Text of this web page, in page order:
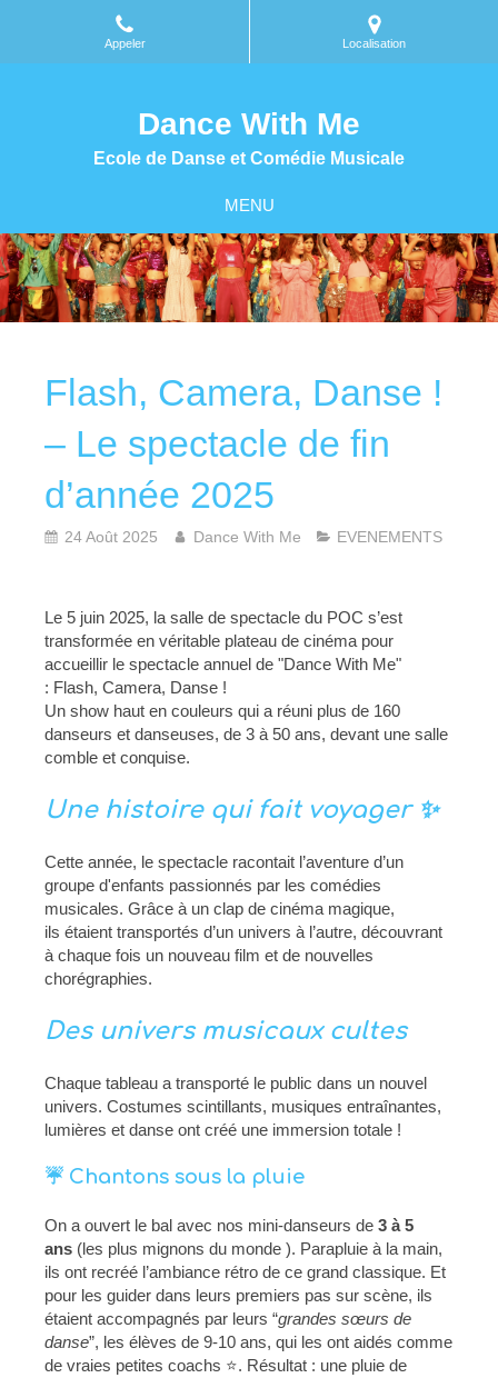
Appeler Localisation
Dance With Me
Ecole de Danse et Comédie Musicale
MENU
Flash, Camera, Danse !
– Le spectacle de fin
d’année 2025
24 Août 2025 Dance With Me EVENEMENTS
Le 5 juin 2025, la salle de spectacle du POC s’est
transformée en véritable plateau de cinéma pour
accueillir le spectacle annuel de "Dance With Me"
: Flash, Camera, Danse !
Un show haut en couleurs qui a réuni plus de 160
danseurs et danseuses, de 3 à 50 ans, devant une salle
comble et conquise.
Une histoire qui fait voyager ✨
Cette année, le spectacle racontait l’aventure d’un
groupe d'enfants passionnés par les comédies
musicales. Grâce à un clap de cinéma magique,
ils étaient transportés d’un univers à l’autre, découvrant
à chaque fois un nouveau film et de nouvelles
chorégraphies.
Des univers musicaux cultes
Chaque tableau a transporté le public dans un nouvel
univers. Costumes scintillants, musiques entraînantes,
lumières et danse ont créé une immersion totale !
☔ Chantons sous la pluie
On a ouvert le bal avec nos mini-danseurs de 3 à 5
ans (les plus mignons du monde ). Parapluie à la main,
ils ont recréé l’ambiance rétro de ce grand classique. Et
pour les guider dans leurs premiers pas sur scène, ils
étaient accompagnés par leurs “grandes sœurs de
danse”, les élèves de 9-10 ans, qui les ont aidés comme
de vraies petites coachs ⭐. Résultat : une pluie de